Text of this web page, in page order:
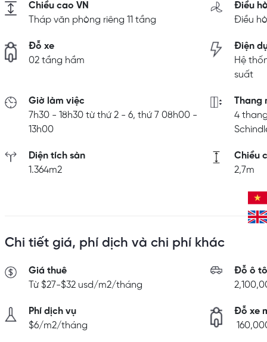
Chiều cao VN
Tháp văn phòng riêng 11 tầng
Điều
Điều
Đỗ xe
02 tầng hầm
Điện
Hệ
suất
Giờ làm việc
7h30 - 18h30 từ thứ 2 - 6, thứ 7 08h00 -
13h00
Thang
4
Diện tích sàn
1.364m2
Chiều
2,7m
Chi tiết giá, phí dịch và chi phí khác
Giá thuê
Từ $27-$32 usd/m2/tháng
Đỗ ô tô
Phí dịch vụ
$6/m2/tháng
Đỗ xe